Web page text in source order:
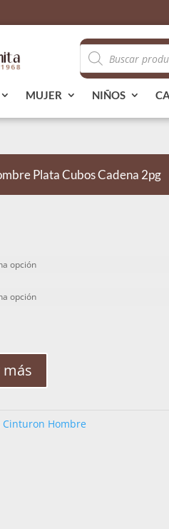
Búsqueda
de
productos
MUJER NIÑOS
Plata Cubos Cadena 2pg
más
Cinturon Hombre